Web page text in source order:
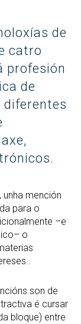
de
catro
profesión
de
diferentes
mención
para o
–e
o
son de
é cursar
bloque) entre